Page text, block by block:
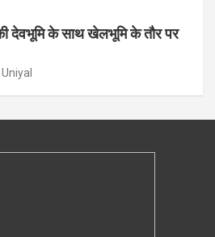
देवभूमि के साथ खेलभूमि के तौर पर
Uniyal